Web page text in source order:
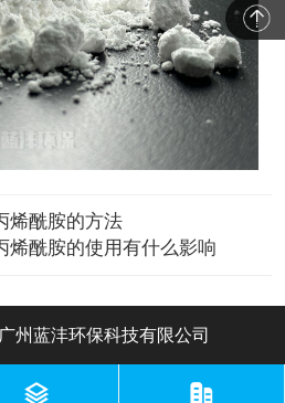
烯酰胺的方法
烯酰胺的使用有什么影响
州蓝沣环保科技有限公司